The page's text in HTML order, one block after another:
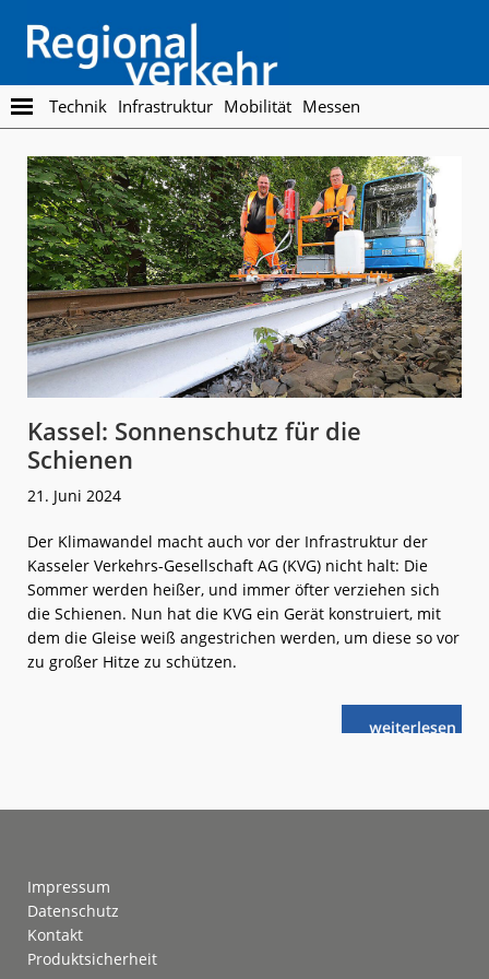
main
content
footer
Regionalverkehr
Die
Fachzeitschrift
den
Öffentlichen
Personennahverkehr
Technik Infrastruktur Mobilität Messen
Kassel: Sonnenschutz für die
Schienen
21. Juni 2024
Der Klimawandel macht auch vor der Infrastruktur der
Kasseler Verkehrs-Gesellschaft AG (KVG) nicht halt: Die
Sommer werden heißer, und immer öfter verziehen sich
die Schienen. Nun hat die KVG ein Gerät konstruiert, mit
dem die Gleise weiß angestrichen werden, um diese so vor
zu großer Hitze zu schützen.
weiterlese
nKassel:
Impressum
Datenschutz
Kontakt
Produktsicherheit